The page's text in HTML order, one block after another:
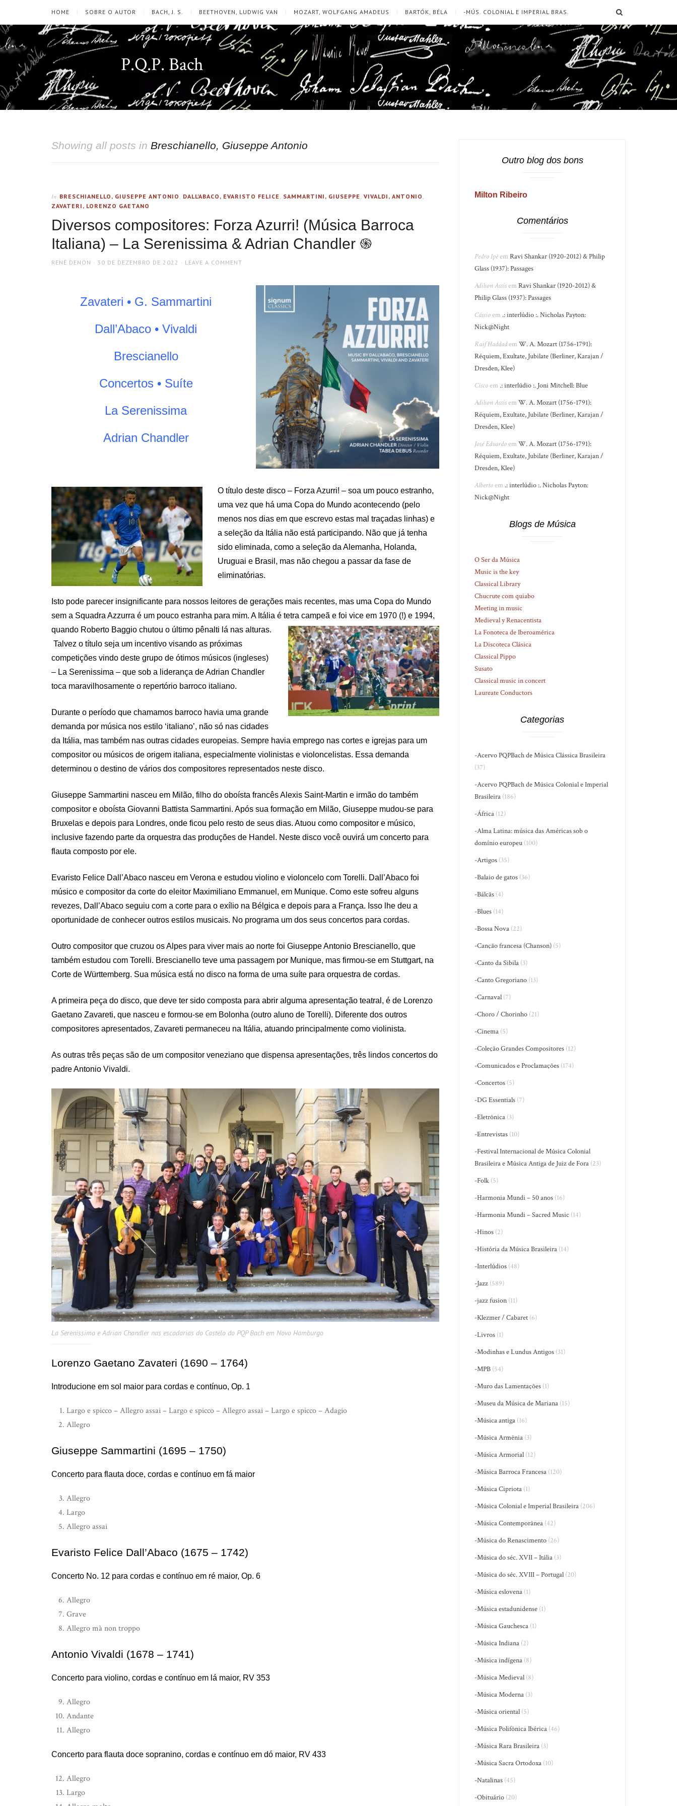
HOME SOBRE O AUTOR BACH, J. S. BEETHOVEN, LUDWIG VAN MOZART, WOLFGANG AMADEUS BARTÓK, BÉLA -MÚS. COLONIAL E IMPERIAL BRAS.
P.Q.P. Bach
Showing all posts in Breschianello, Giuseppe Antonio
In BRESCHIANELLO, GIUSEPPE ANTONIO DALL'ABACO, EVARISTO FELICE SAMMARTINI, GIUSEPPE VIVALDI, ANTONIO
ZAVATERI, LORENZO GAETANO
Diversos compositores: Forza Azurri! (Música Barroca
Italiana) – La Serenissima & Adrian Chandler ֍
AUTHOR
RENÉ DENON
POSTED
30 DE DEZEMBRO DE 2022 LEAVE A COMMENT
Zavateri • G. Sammartini
Dall’Abaco • Vivaldi
Brescianello
Concertos • Suíte
La Serenissima
Adrian Chandler
O título deste disco – Forza Azurri! – soa um pouco estranho,
uma vez que há uma Copa do Mundo acontecendo (pelo
menos nos dias em que escrevo estas mal traçadas linhas) e
a seleção da Itália não está participando. Não que já tenha
sido eliminada, como a seleção da Alemanha, Holanda,
Uruguai e Brasil, mas não chegou a passar da fase de
eliminatórias.
Isto pode parecer insignificante para nossos leitores de gerações mais recentes, mas uma Copa do Mundo
sem a Squadra Azzurra é um pouco estranha para mim. A Itália é tetra campeã e foi vice em 1970 (!) e 1994,
quando Roberto Baggio chutou o último pênalti lá nas alturas.
Talvez o título seja um incentivo visando as próximas
competições vindo deste grupo de ótimos músicos (ingleses)
– La Serenissima – que sob a liderança de Adrian Chandler
toca maravilhosamente o repertório barroco italiano.
Durante o período que chamamos barroco havia uma grande
demanda por música nos estilo ‘italiano’, não só nas cidades
da Itália, mas também nas outras cidades europeias. Sempre havia emprego nas cortes e igrejas para um
compositor ou músicos de origem italiana, especialmente violinistas e violoncelistas. Essa demanda
determinou o destino de vários dos compositores representados neste disco.
Giuseppe Sammartini nasceu em Milão, filho do oboísta francês Alexis Saint-Martin e irmão do também
compositor e oboísta Giovanni Battista Sammartini. Após sua formação em Milão, Giuseppe mudou-se para
Bruxelas e depois para Londres, onde ficou pelo resto de seus dias. Atuou como compositor e músico,
inclusive fazendo parte da orquestra das produções de Handel. Neste disco você ouvirá um concerto para
flauta composto por ele.
Evaristo Felice Dall’Abaco nasceu em Verona e estudou violino e violoncelo com Torelli. Dall’Abaco foi
músico e compositor da corte do eleitor Maximiliano Emmanuel, em Munique. Como este sofreu alguns
revezes, Dall’Abaco seguiu com a corte para o exílio na Bélgica e depois para a França. Isso lhe deu a
oportunidade de conhecer outros estilos musicais. No programa um dos seus concertos para cordas.
Outro compositor que cruzou os Alpes para viver mais ao norte foi Giuseppe Antonio Brescianello, que
também estudou com Torelli. Brescianello teve uma passagem por Munique, mas firmou-se em Stuttgart, na
Corte de Württemberg. Sua música está no disco na forma de uma suíte para orquestra de cordas.
A primeira peça do disco, que deve ter sido composta para abrir alguma apresentação teatral, é de Lorenzo
Gaetano Zavareti, que nasceu e formou-se em Bolonha (outro aluno de Torelli). Diferente dos outros
compositores apresentados, Zavareti permaneceu na Itália, atuando principalmente como violinista.
As outras três peças são de um compositor veneziano que dispensa apresentações, três lindos concertos do
padre Antonio Vivaldi.
La Serenissima e Adrian Chandler nas escadarias do Castelo do PQP Bach em Novo Hamburgo
Lorenzo Gaetano Zavateri (1690 – 1764)
Introducione em sol maior para cordas e contínuo, Op. 1
Largo e spicco – Allegro assai – Largo e spicco – Allegro assai – Largo e spicco – Adagio
Allegro
Giuseppe Sammartini (1695 – 1750)
Concerto para flauta doce, cordas e contínuo em fá maior
Allegro
Largo
Allegro assai
Evaristo Felice Dall’Abaco (1675 – 1742)
Concerto No. 12 para cordas e contínuo em ré maior, Op. 6
Allegro
Grave
Allegro mà non troppo
Antonio Vivaldi (1678 – 1741)
Concerto para violino, cordas e contínuo em lá maior, RV 353
Allegro
Andante
Allegro
Concerto para flauta doce sopranino, cordas e contínuo em dó maior, RV 433
Allegro
Largo
Outro blog dos bons
Milton Ribeiro
Comentários
Pedro IpêemRavi Shankar (1920-2012) & Philip
Glass (1937): Passages
Adilson AssisemRavi Shankar (1920-2012) &
Philip Glass (1937): Passages
Cássioem .: interlúdio :. Nicholas Payton:
Nick@Night
Raif HaddademW. A. Mozart (1756-1791):
Réquiem, Exultate, Jubilate (Berliner, Karajan /
Dresden, Klee)
Ciscoem .: interlúdio :. Joni Mitchell: Blue
Adilson AssisemW. A. Mozart (1756-1791):
Réquiem, Exultate, Jubilate (Berliner, Karajan /
Dresden, Klee)
José EduardoemW. A. Mozart (1756-1791):
Réquiem, Exultate, Jubilate (Berliner, Karajan /
Dresden, Klee)
Albertoem .: interlúdio :. Nicholas Payton:
Nick@Night
Blogs de Música
O Ser da Música
Music is the key
Classical Library
Chucrute com quiabo
Meeting in music
Medieval y Renacentista
La Fonoteca de Iberoamérica
La Discoteca Clásica
Classical Pippo
Susato
Classical music in concert
Laureate Conductors
Categorias
-Acervo PQPBach de Música Clássica Brasileira
(37)
-Acervo PQPBach de Música Colonial e Imperial
Brasileira (186)
-África (12)
-Alma Latina: música das Américas sob o
domínio europeu (100)
-Artigos (35)
-Balaio de gatos (36)
-Bálcãs (4)
-Blues (14)
-Bossa Nova (22)
-Canção francesa (Chanson) (5)
-Canto da Sibila (3)
-Canto Gregoriano (13)
-Carnaval (7)
-Choro / Chorinho (21)
-Cinema (5)
-Coleção Grandes Compositores (12)
-Comunicados e Proclamações (174)
-Concertos (5)
-DG Essentials (7)
-Eletrônica (3)
-Entrevistas (10)
-Festival Internacional de Música Colonial
Brasileira e Música Antiga de Juiz de Fora (23)
-Folk (5)
-Harmonia Mundi – 50 anos (16)
-Harmonia Mundi – Sacred Music (14)
-Hinos (2)
-História da Música Brasileira (14)
-Interlúdios (48)
-Jazz (589)
-jazz fusion (11)
-Klezmer / Cabaret (6)
-Livros (1)
-Modinhas e Lundus Antigos (31)
-MPB (54)
-Muro das Lamentações (1)
-Museu da Música de Mariana (15)
-Música antiga (16)
-Música Armênia (3)
-Música Armorial (12)
-Música Barroca Francesa (120)
-Música Cipriota (1)
-Música Colonial e Imperial Brasileira (206)
-Música Contemporânea (42)
-Música do Renascimento (26)
-Música do séc. XVII – Itália (3)
-Música do séc. XVIII – Portugal (20)
-Música eslovena (1)
-Música estadunidense (1)
-Música Gauchesca (1)
-Música Indiana (2)
-Música indígena (8)
-Música Medieval (8)
-Música Moderna (3)
-Música oriental (5)
-Música Polifônica Ibérica (46)
-Música Rara Brasileira (3)
-Música Sacra Ortodoxa (10)
-Natalinas (45)
-Obituário (20)